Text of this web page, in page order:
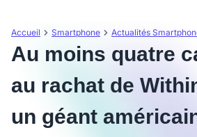
Accueil Smartphone Actualités
Au moins quatre
au rachat de
un géant